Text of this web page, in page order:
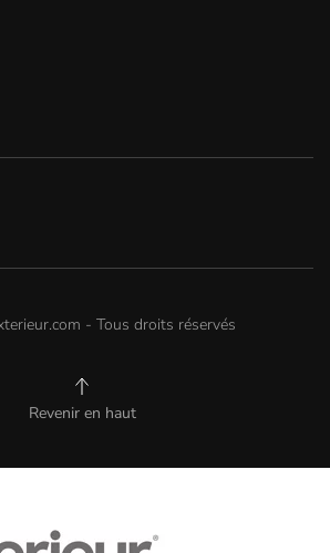
- Tous droits réservés
Revenir en haut